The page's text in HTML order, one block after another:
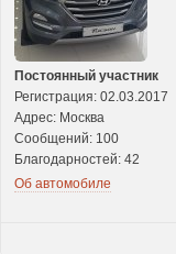
Постоянный участник
Регистрация: 02.03.2017
Адрес: Москва
Сообщений: 100
Благодарностей: 42
Об автомобиле